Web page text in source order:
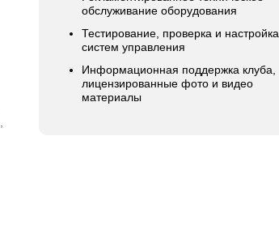
обслуживание оборудования
Тестирование, проверка и настройка
систем управления
Информационная поддержка клуба,
лицензированные фото и видео
материалы